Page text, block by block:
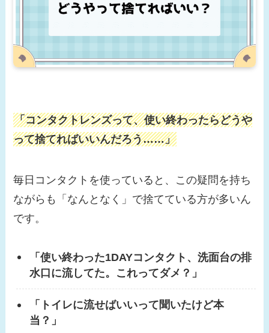
「コンタクトレンズって、使い終わったらどうや
って捨てればいいんだろう……」
毎日コンタクトを使っていると、この疑問を持ち
ながらも「なんとなく」で捨てている方が多いん
です。
「使い終わった1DAYコンタクト、洗面台の排
水口に流してた。これってダメ？」
「トイレに流せばいいって聞いたけど本
当？」